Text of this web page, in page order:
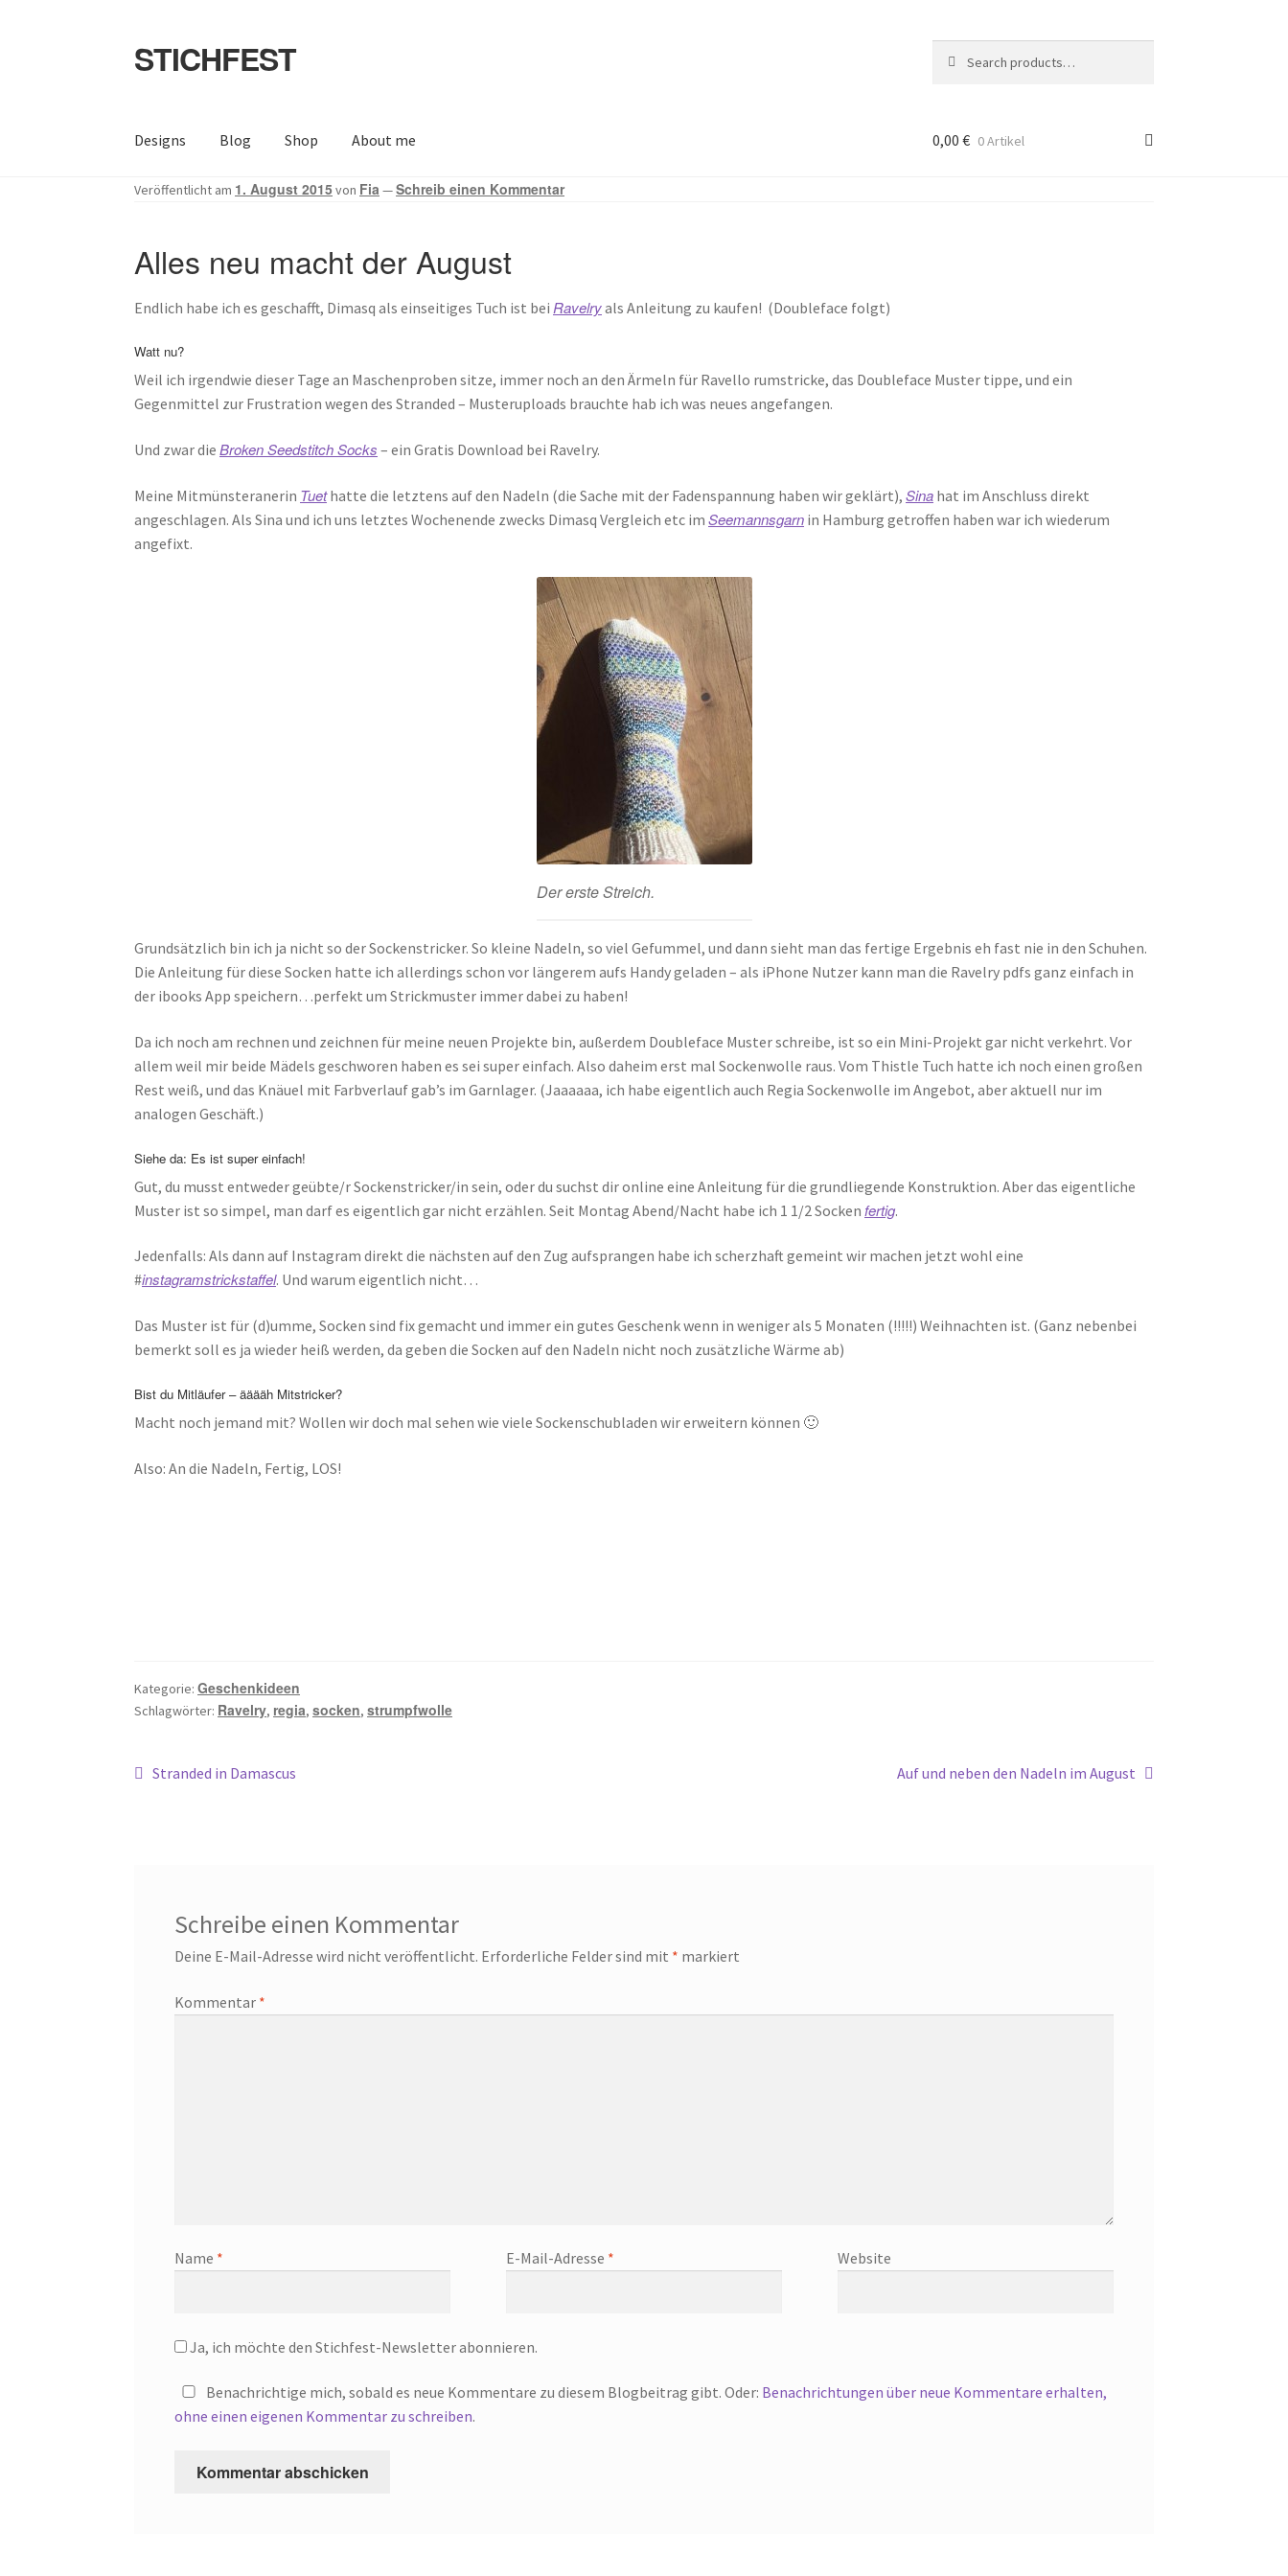
Zur
Navigation
Zum
Inhalt
STICHFEST
nach:
Designs Blog Shop About me 0,00 € 0 Artikel
Veröffentlicht am 1. August 2015von Fia —Schreib einen Kommentar
Alles neu macht der August
Endlich habe ich es geschafft, Dimasq als einseitiges Tuch ist bei Ravelryals Anleitung zu kaufen! (Doubleface folgt)
Watt nu?
Weil ich irgendwie dieser Tage an Maschenproben sitze, immer noch an den Ärmeln für Ravello rumstricke, das Doubleface Muster tippe, und ein
Gegenmittel zur Frustration wegen des Stranded – Musteruploads brauchte hab ich was neues angefangen.
Und zwar dieBroken Seedstitch Socks – ein Gratis Download bei Ravelry.
Meine Mitmünsteranerin Tuethatte die letztens auf den Nadeln (die Sache mit der Fadenspannung haben wir geklärt),Sina hat im Anschluss direkt
angeschlagen. Als Sina und ich uns letztes Wochenende zwecks Dimasq Vergleich etc imSeemannsgarn in Hamburg getroffen haben war ich wiederum
angefixt.
Der erste Streich.
Grundsätzlich bin ich ja nicht so der Sockenstricker. So kleine Nadeln, so viel Gefummel, und dann sieht man das fertige Ergebnis eh fast nie in den Schuhen.
Die Anleitung für diese Socken hatte ich allerdings schon vor längerem aufs Handy geladen – als iPhone Nutzer kann man die Ravelry pdfs ganz einfach in
der ibooks App speichern…perfekt um Strickmuster immer dabei zu haben!
Da ich noch am rechnen und zeichnen für meine neuen Projekte bin, außerdem Doubleface Muster schreibe, ist so ein Mini-Projekt gar nicht verkehrt. Vor
allem weil mir beide Mädels geschworen haben es sei super einfach. Also daheim erst mal Sockenwolle raus. Vom Thistle Tuch hatte ich noch einen großen
Rest weiß, und das Knäuel mit Farbverlauf gab’s im Garnlager. (Jaaaaaa, ich habe eigentlich auch Regia Sockenwolle im Angebot, aber aktuell nur im
analogen Geschäft.)
Siehe da: Es ist super einfach!
Gut, du musst entweder geübte/r Sockenstricker/in sein, oder du suchst dir online eine Anleitung für die grundliegende Konstruktion. Aber das eigentliche
Muster ist so simpel, man darf es eigentlich gar nicht erzählen. Seit Montag Abend/Nacht habe ich 1 1/2 Socken fertig.
Jedenfalls: Als dann auf Instagram direkt die nächsten auf den Zug aufsprangen habe ich scherzhaft gemeint wir machen jetzt wohl eine
#instagramstrickstaffel. Und warum eigentlich nicht…
Das Muster ist für (d)umme, Socken sind fix gemacht und immer ein gutes Geschenk wenn in weniger als 5 Monaten (!!!!!) Weihnachten ist. (Ganz nebenbei
bemerkt soll es ja wieder heiß werden, da geben die Socken auf den Nadeln nicht noch zusätzliche Wärme ab)
Bist du Mitläufer – ääääh Mitstricker?
Macht noch jemand mit? Wollen wir doch mal sehen wie viele Sockenschubladen wir erweitern können 🙂
Also: An die Nadeln, Fertig, LOS!
Kategorie:Geschenkideen
Schlagwörter: Ravelry, regia,socken,strumpfwolle
Beitragsnavigation
Vorheriger
Stranded in Damascus
Nächster
Auf und neben den Nadeln im August
Schreibe einen Kommentar
Deine E-Mail-Adresse wird nicht veröffentlicht. Erforderliche Felder sind mit * markiert
Kommentar *
Name * E-Mail-Adresse * Website
Ja, ich möchte den Stichfest-Newsletter abonnieren.
Benachrichtige mich, sobald es neue Kommentare zu diesem Blogbeitrag gibt. Oder: Benachrichtungen über neue Kommentare erhalten,
ohne einen eigenen Kommentar zu schreiben.